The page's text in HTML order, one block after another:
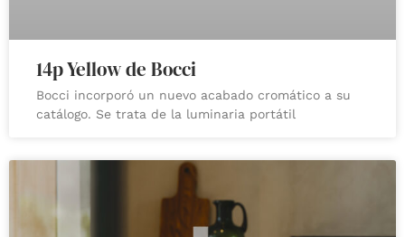
14p Yellow de Bocci
Bocci incorporó un nuevo acabado cromático a su
catálogo. Se trata de la luminaria portátil